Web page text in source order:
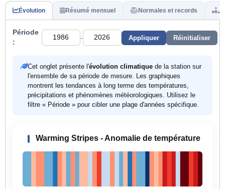
Évolution Résumé mensuel Normales et records
Période
:
- Appliquer Réinitialiser
Cet onglet présente l'évolution climatique de la station sur
l'ensemble de sa période de mesure. Les graphiques
montrent les tendances à long terme des températures,
précipitations et phénomènes météorologiques. Utilisez le
filtre « Période » pour cibler une plage d'années spécifique.
Warming Stripes - Anomalie de température